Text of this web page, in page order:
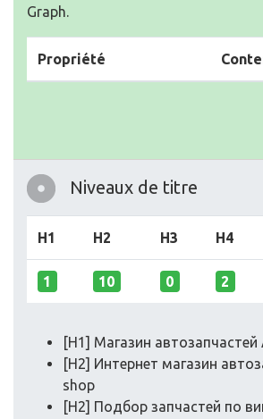
Graph.
Propriété
Niveaux de titre
H1 H2 H3 H4
1 10 0 2
[H1] Магазин
[H2] Интернет магазин
shop
[H2] Подбор запчастей по